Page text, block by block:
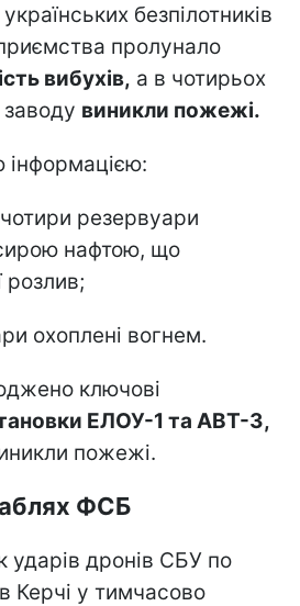
безпілотників
пролунало
вибухів, а в чотирьох
заводу виникли пожежі.
резервуари
нафтою, що
розлив;
охоплені вогнем.
ключові
ЕЛОУ-1 та АВТ-3,
пожежі.
ФСБ
ударів дронів СБУ по
Керчі у тимчасово